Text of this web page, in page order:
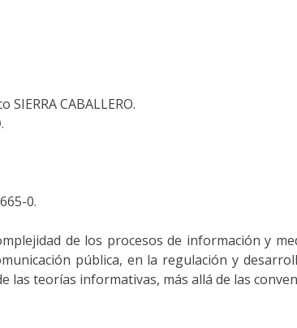
SIERRA CABALLERO.
.
0.
de los procesos de información y
pública, en la regulación y
las teorías informativas, más allá de las